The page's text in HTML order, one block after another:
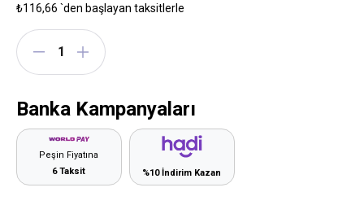
₺116,66 `den başlayan taksitlerle
Banka Kampanyaları
Peşin Fiyatına
6 Taksit
%10 İndirim Kazan